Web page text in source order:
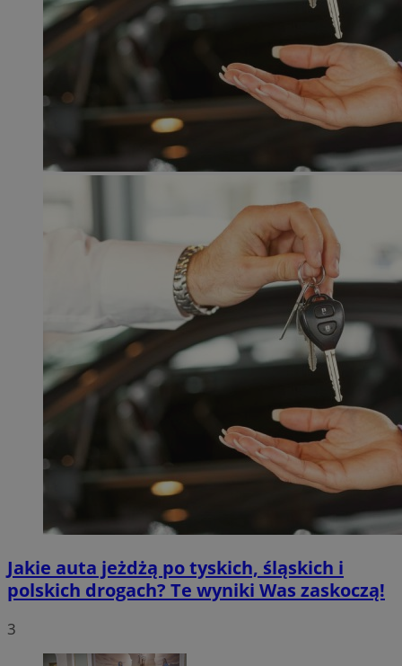
Jakie auta jeżdżą po tyskich, śląskich i
polskich drogach? Te wyniki Was zaskoczą!
3